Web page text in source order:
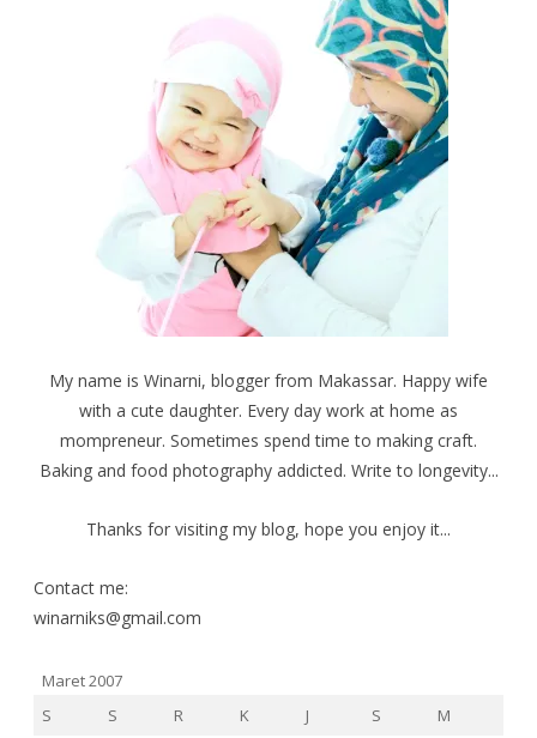
My name is Winarni, blogger from Makassar. Happy wife
with a cute daughter. Every day work at home as
mompreneur. Sometimes spend time to making craft.
Baking and food photography addicted. Write to longevity...
Thanks for visiting my blog, hope you enjoy it...
Contact me:
winarniks@gmail.com
Maret 2007
S
S R K J S
M